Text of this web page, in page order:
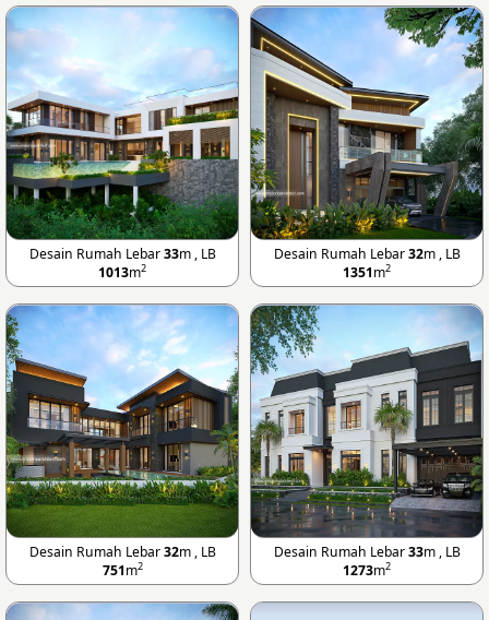
Desain Rumah Lebar33m , LB
1013m2
Desain Rumah Lebar32m , LB
1351m2
Desain Rumah Lebar32m , LB
751m2
Desain Rumah Lebar33m , LB
1273m2